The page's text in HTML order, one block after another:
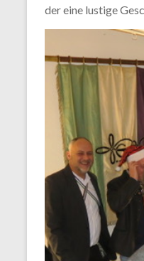
der eine lustige